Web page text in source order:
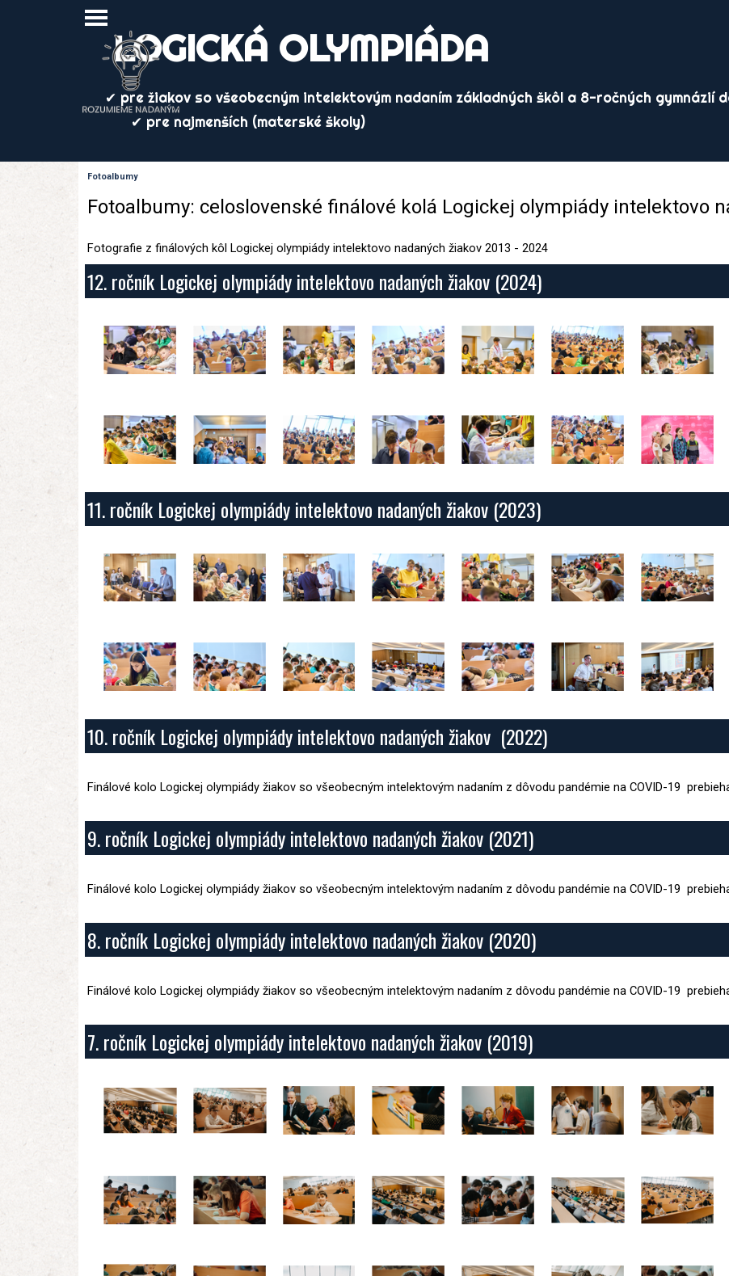
Preskočiť menu
LOGICKÁ OLYMPIÁDA
✔ pre žiakov so všeobecným intelektovým nadaním základných škôl a 8-ročných gymnázií
✔ pre najmenších (materské školy)
Fotoalbumy
Fotoalbumy: celoslovenské finálové kolá Logickej olympiády intelektovo
Fotografie z finálových kôl Logickej olympiády intelektovo nadaných žiakov 2013 - 2024
12. ročník Logickej olympiády intelektovo nadaných žiakov (2024)
11. ročník Logickej olympiády intelektovo nadaných žiakov (2023)
10. ročník Logickej olympiády intelektovo nadaných žiakov (2022)
Finálové kolo Logickej olympiády žiakov so všeobecným intelektovým nadaním z dôvodu pandémie na COVID-19
9. ročník Logickej olympiády intelektovo nadaných žiakov (2021)
Finálové kolo Logickej olympiády žiakov so všeobecným intelektovým nadaním z dôvodu pandémie na COVID-19
8. ročník Logickej olympiády intelektovo nadaných žiakov (2020)
Finálové kolo Logickej olympiády žiakov so všeobecným intelektovým nadaním z dôvodu pandémie na COVID-19
7. ročník Logickej olympiády intelektovo nadaných žiakov (2019)